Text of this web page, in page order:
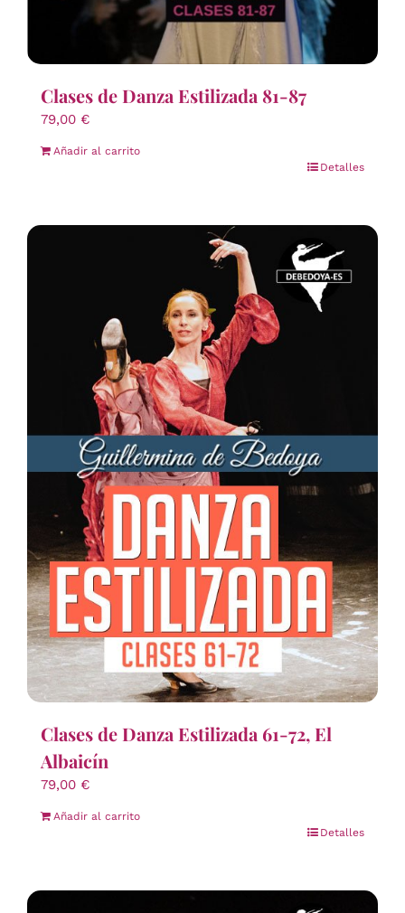
Clases de Danza Estilizada 81-87
79,00 €
Añadir al carrito
Detalles
Clases de Danza Estilizada 61-72, El
Albaicín
79,00 €
Añadir al carrito
Detalles